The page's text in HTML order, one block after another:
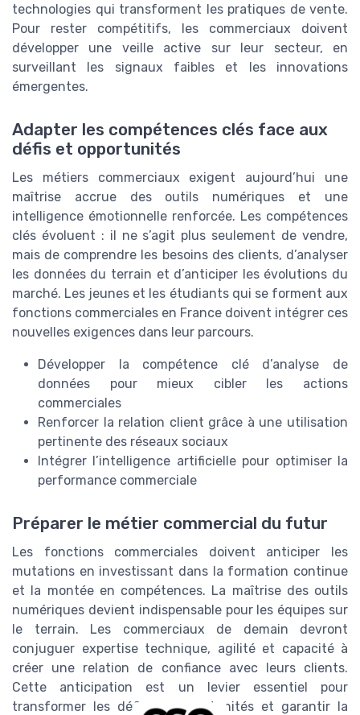
technologies qui transforment les pratiques de vente.
Pour rester compétitifs, les commerciaux doivent
développer une veille active sur leur secteur, en
surveillant les signaux faibles et les innovations
émergentes.
Adapter les compétences clés face aux
défis et opportunités
Les métiers commerciaux exigent aujourd’hui une
maîtrise accrue des outils numériques et une
intelligence émotionnelle renforcée. Les compétences
clés évoluent : il ne s’agit plus seulement de vendre,
mais de comprendre les besoins des clients, d’analyser
les données du terrain et d’anticiper les évolutions du
marché. Les jeunes et les étudiants qui se forment aux
fonctions commerciales en France doivent intégrer ces
nouvelles exigences dans leur parcours.
Développer la compétence clé d’analyse de
données pour mieux cibler les actions
commerciales
Renforcer la relation client grâce à une utilisation
pertinente des réseaux sociaux
Intégrer l’intelligence artificielle pour optimiser la
performance commerciale
Préparer le métier commercial du futur
Les fonctions commerciales doivent anticiper les
mutations en investissant dans la formation continue
et la montée en compétences. La maîtrise des outils
numériques devient indispensable pour les équipes sur
le terrain. Les commerciaux de demain devront
conjuguer expertise technique, agilité et capacité à
créer une relation de confiance avec leurs clients.
Cette anticipation est un levier essentiel pour
transformer les défis en opportunités et garantir la